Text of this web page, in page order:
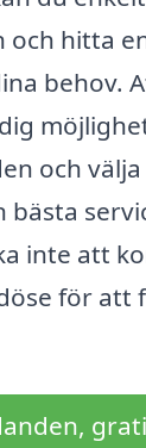
och hitta
behov.
och
bästa
inte att
för att